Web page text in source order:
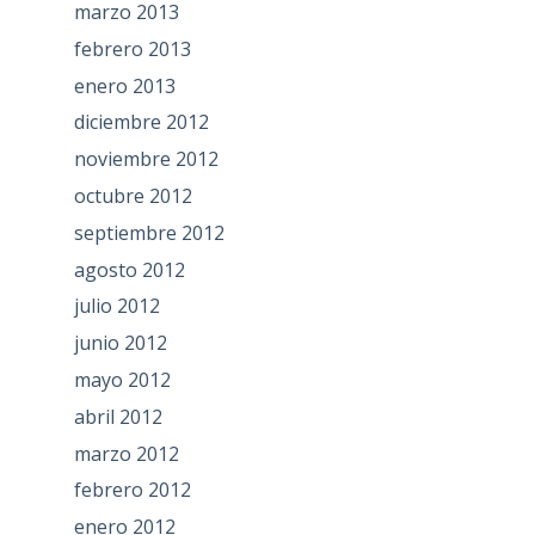
marzo 2013
febrero 2013
enero 2013
diciembre 2012
noviembre 2012
octubre 2012
septiembre 2012
agosto 2012
julio 2012
junio 2012
mayo 2012
abril 2012
marzo 2012
febrero 2012
enero 2012